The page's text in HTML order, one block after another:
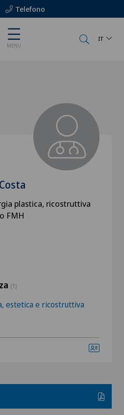
Telefono
MENU
IT
plastica, ricostruttiva
FMH
(1)
estetica e ricostruttiva